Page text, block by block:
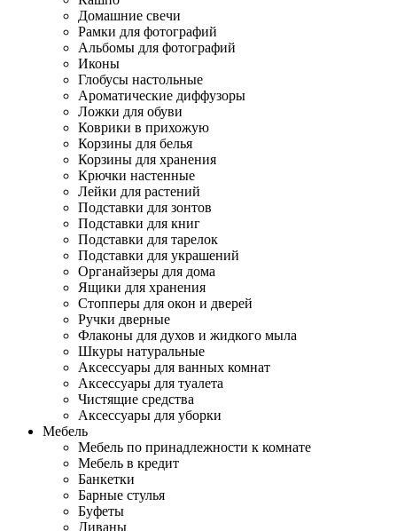
Домашние свечи
Рамки для фотографий
Альбомы для фотографий
Иконы
Глобусы настольные
Ароматические диффузоры
Ложки для обуви
Коврики в прихожую
Корзины для белья
Корзины для хранения
Крючки настенные
Лейки для растений
Подставки для зонтов
Подставки для книг
Подставки для тарелок
Подставки для украшений
Органайзеры для дома
Ящики для хранения
Стопперы для окон и дверей
Ручки дверные
Флаконы для духов и жидкого мыла
Шкуры натуральные
Аксессуары для ванных комнат
Аксессуары для туалета
Чистящие средства
Аксессуары для уборки
Мебель
Мебель по принадлежности к комнате
Мебель в кредит
Банкетки
Барные стулья
Буфеты
Диваны